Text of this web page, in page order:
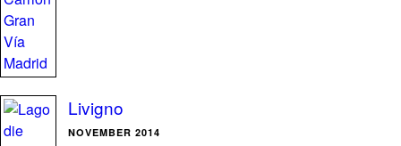
Livigno
NOVEMBER 2014